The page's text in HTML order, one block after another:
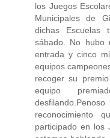
los Juegos
Municipales de
dichas Escuelas
sábado. No hubo
entrada y cinco
equipos
recoger su
equipo
reconocimiento
participado en los